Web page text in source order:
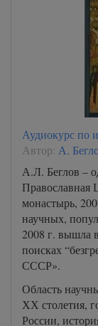
A-Book/
A-Book/
A-Book/
A-Book/
A-Book/
A-Book/
A-Book/
A-Book/
A-Book/
A-Book/
A-Book/
A-Book/
A-Book/
A-Book/
Аудиокурс по
Автор: А.
А.Л. Беглов –
Православная
монастырь,
научных,
2008 г. вышла
поисках
СССР».
Область
ХХ столетия,
России,